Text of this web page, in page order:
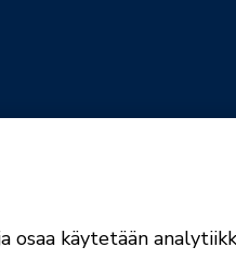
osaa käytetään